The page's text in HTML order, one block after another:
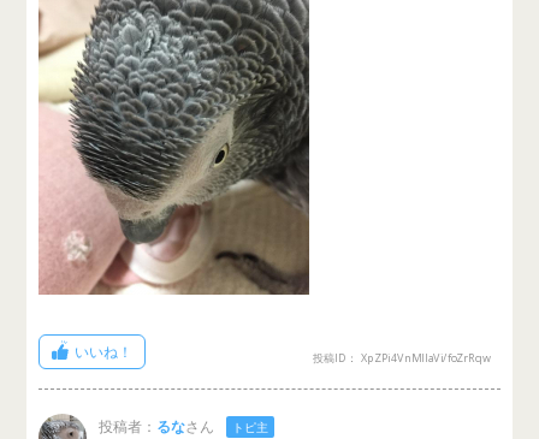
いいね！ 投稿ID： XpZPi4VnMllaVi/foZrRqw
投稿者： るなさん トピ主